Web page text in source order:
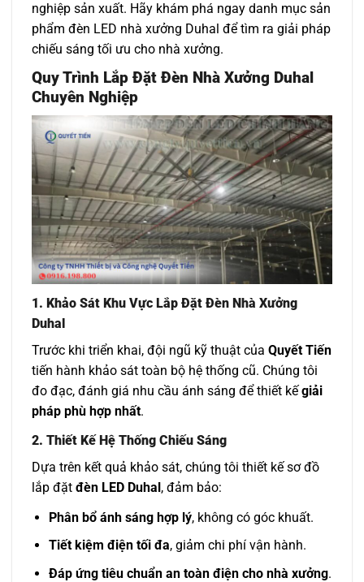
nghiệp sản xuất. Hãy khám phá ngay danh mục sản
phẩm đèn LED nhà xưởng Duhal để tìm ra giải pháp
chiếu sáng tối ưu cho nhà xưởng.
Quy Trình Lắp Đặt Đèn Nhà Xưởng Duhal
Chuyên Nghiệp
1. Khảo Sát Khu Vực Lắp Đặt Đèn Nhà Xưởng
Duhal
Trước khi triển khai, đội ngũ kỹ thuật của Quyết Tiến
tiến hành khảo sát toàn bộ hệ thống cũ. Chúng tôi
đo đạc, đánh giá nhu cầu ánh sáng để thiết kếgiải
pháp phù hợp nhất.
2. Thiết Kế Hệ Thống Chiếu Sáng
Dựa trên kết quả khảo sát, chúng tôi thiết kế sơ đồ
lắp đặt đèn LED Duhal , đảm bảo:
Phân bổ ánh sáng hợp lý, không có góc khuất.
Tiết kiệm điện tối đa, giảm chi phí vận hành.
Đáp ứng tiêu chuẩn an toàn điện cho nhà xưởng.